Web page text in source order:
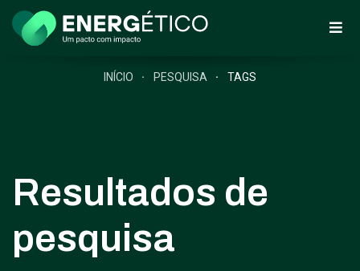
INÍCIO PESQUISA TAGS
Resultados de
pesquisa